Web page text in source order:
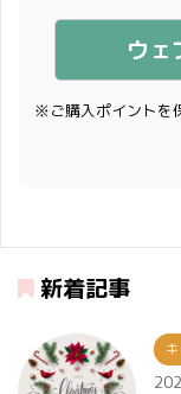
ウェ
※ご購入ポイントを
新着記事